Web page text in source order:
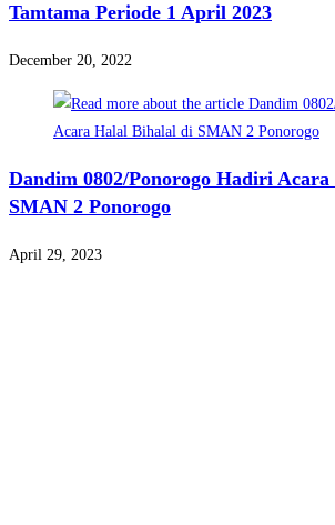
Tamtama Periode 1 April 2023
December 20, 2022
Dandim 0802/Ponorogo Hadiri
SMAN 2 Ponorogo
April 29, 2023